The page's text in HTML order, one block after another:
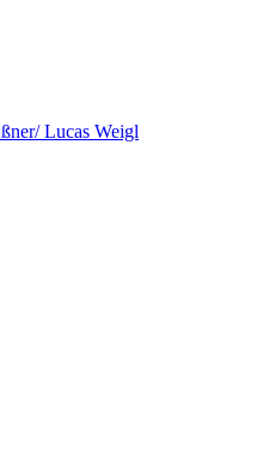
Lucas Weigl